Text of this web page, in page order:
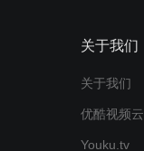
关于我们
关于我们
优酷视频云
Youku.tv